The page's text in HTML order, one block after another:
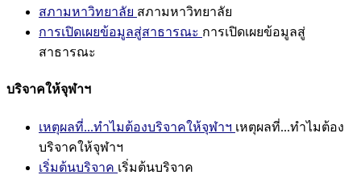
สภามหาวิทยาลัย สภามหาวิทยาลัย
การเปิดเผยข้อมูลสู่สาธารณะ การเปิดเผยข้อมูลสู่
สาธารณะ
บริจาคให้จุฬาฯ
เหตุผลที่...ทำไมต้องบริจาคให้จุฬาฯ เหตุผลที่...ทำไมต้อง
บริจาคให้จุฬาฯ
เริ่มต้นบริจาค เริ่มต้นบริจาค